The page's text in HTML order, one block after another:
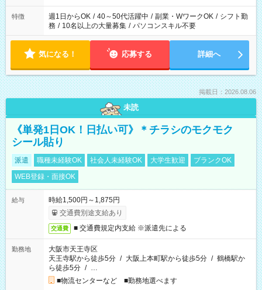
特徴 週1日からOK / 40～50代活躍中 / 副業・WワークOK / シフト勤
務 / 10名以上の大量募集 / パソコンスキル不要
気になる！ 応募する 詳細へ
掲載日：2026.08.06
未読
《単発1日OK！日払い可》＊チラシのモクモク
シール貼り
派遣 職種未経験OK 社会人未経験OK 大学生歓迎
ブランクOK
WEB登録・面接OK
給与
時給1,500円～1,875円
交通費別途支給あり
交通費 ■ 交通費規定内支給 ※派遣先による
勤務地
大阪市天王寺区
天王寺駅から徒歩5分 / 大阪上本町駅から徒歩5分 / 鶴橋駅か
ら徒歩5分 / …
■物流センターなど ■勤務地選べます